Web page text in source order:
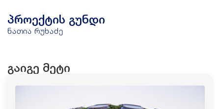
პროექტის გუნდი
ნათია რუხაძე
გაიგე მეტი